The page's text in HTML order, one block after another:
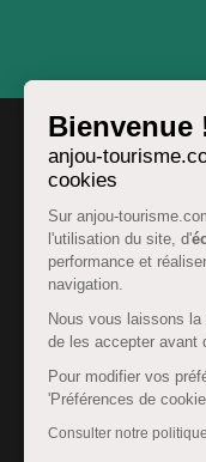
Bienvenue
anjou-
cookies
Sur anjou-
l'utilisation du site, d'
performance et
navigation.
Nous vous laissons
de les accepter avant
Pour modifier vos
'Préférences de
Consulter notre